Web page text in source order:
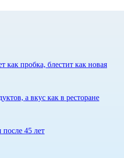
как пробка, блестит как новая
а вкус как в ресторане
45 лет